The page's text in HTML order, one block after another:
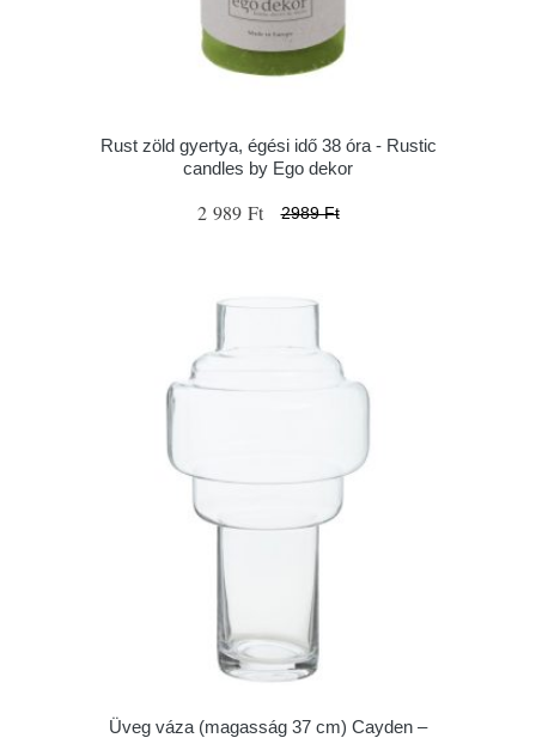
Rust zöld gyertya, égési idő 38 óra - Rustic
candles by Ego dekor
2 989 Ft 2989 Ft
Üveg váza (magasság 37 cm) Cayden –